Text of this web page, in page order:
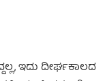
ಇದು ದೀರ್ಘಕಾಲದ